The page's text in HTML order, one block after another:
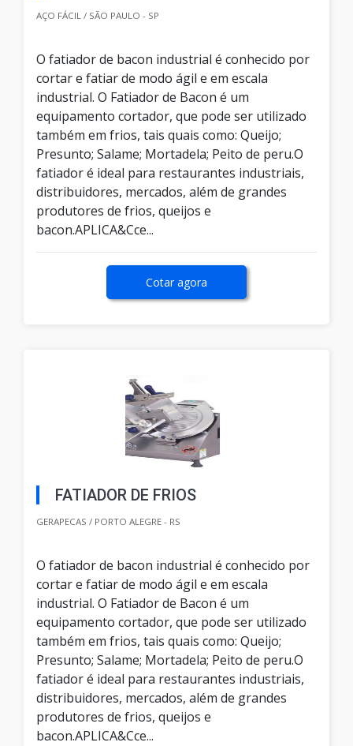
AÇO FÁCIL / SÃO PAULO - SP
O fatiador de bacon industrial é conhecido por
cortar e fatiar de modo ágil e em escala
industrial. O Fatiador de Bacon é um
equipamento cortador, que pode ser utilizado
também em frios, tais quais como: Queijo;
Presunto; Salame; Mortadela; Peito de peru.O
fatiador é ideal para restaurantes industriais,
distribuidores, mercados, além de grandes
produtores de frios, queijos e
bacon.APLICA&Cce...
Cotar agora
FATIADOR DE FRIOS
GERAPECAS / PORTO ALEGRE - RS
O fatiador de bacon industrial é conhecido por
cortar e fatiar de modo ágil e em escala
industrial. O Fatiador de Bacon é um
equipamento cortador, que pode ser utilizado
também em frios, tais quais como: Queijo;
Presunto; Salame; Mortadela; Peito de peru.O
fatiador é ideal para restaurantes industriais,
distribuidores, mercados, além de grandes
produtores de frios, queijos e
bacon.APLICA&Cce...